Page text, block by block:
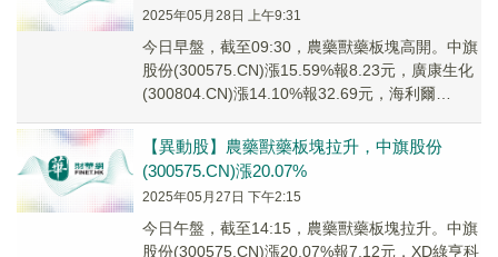
2025年05月28日 上午9:31
今日早盤，截至09:30，農藥獸藥板塊高開。中旗
股份(300575.CN)漲15.59%報8.23元，廣康生化
(300804.CN)漲14.10%報32.69元，海利爾
【異動股】農藥獸藥板塊拉升，中旗股份
(300575.CN)漲20.07%
2025年05月27日 下午2:15
今日午盤，截至14:15，農藥獸藥板塊拉升。中旗
股份(300575.CN)漲20.07%報7.12元，XD綠亨科